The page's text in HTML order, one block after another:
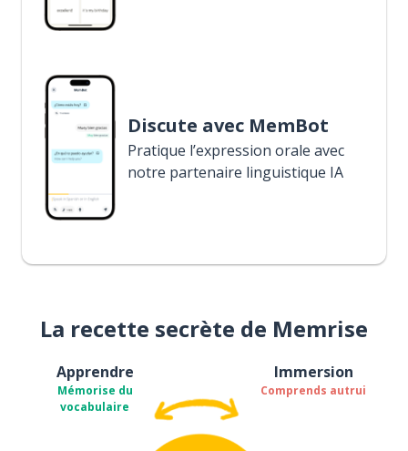
Discute avec MemBot
Pratique l’expression orale avec
notre partenaire linguistique IA
La recette secrète de Memrise
Apprendre
Mémorise du
vocabulaire
Immersion
Comprends autrui